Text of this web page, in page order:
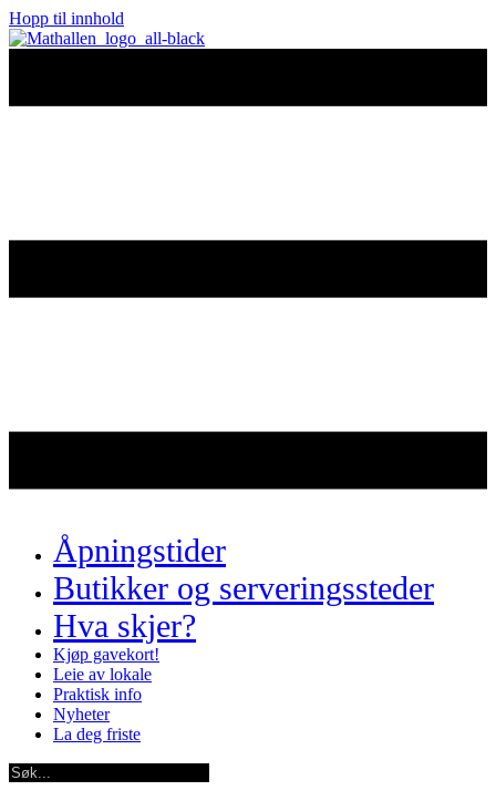
Hopp til innhold
Åpningstider
Butikker og serveringssteder
Hva skjer?
Kjøp gavekort!
Leie av lokale
Praktisk info
Nyheter
La deg friste